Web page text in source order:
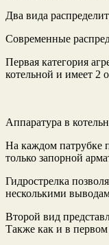
Два вида
Современные
Первая категория
котельной и имеет 2
Аппаратура в
На каждом патрубке
только запорной
Гидрострелка
несколькими
Второй вид
Также как и в первом